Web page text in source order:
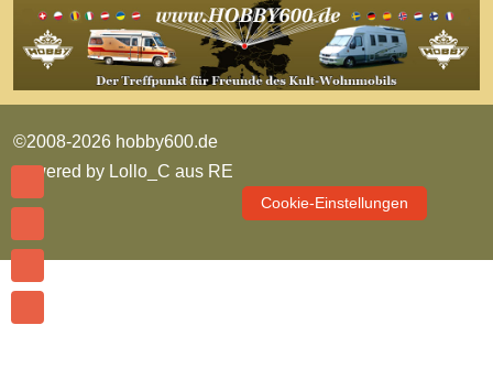
©2008-2026 hobby600.de
powered by Lollo_C aus RE
Cookie-Einstellungen